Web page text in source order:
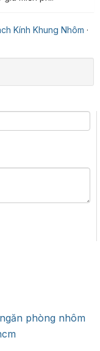
Kính Khung Nhôm ·